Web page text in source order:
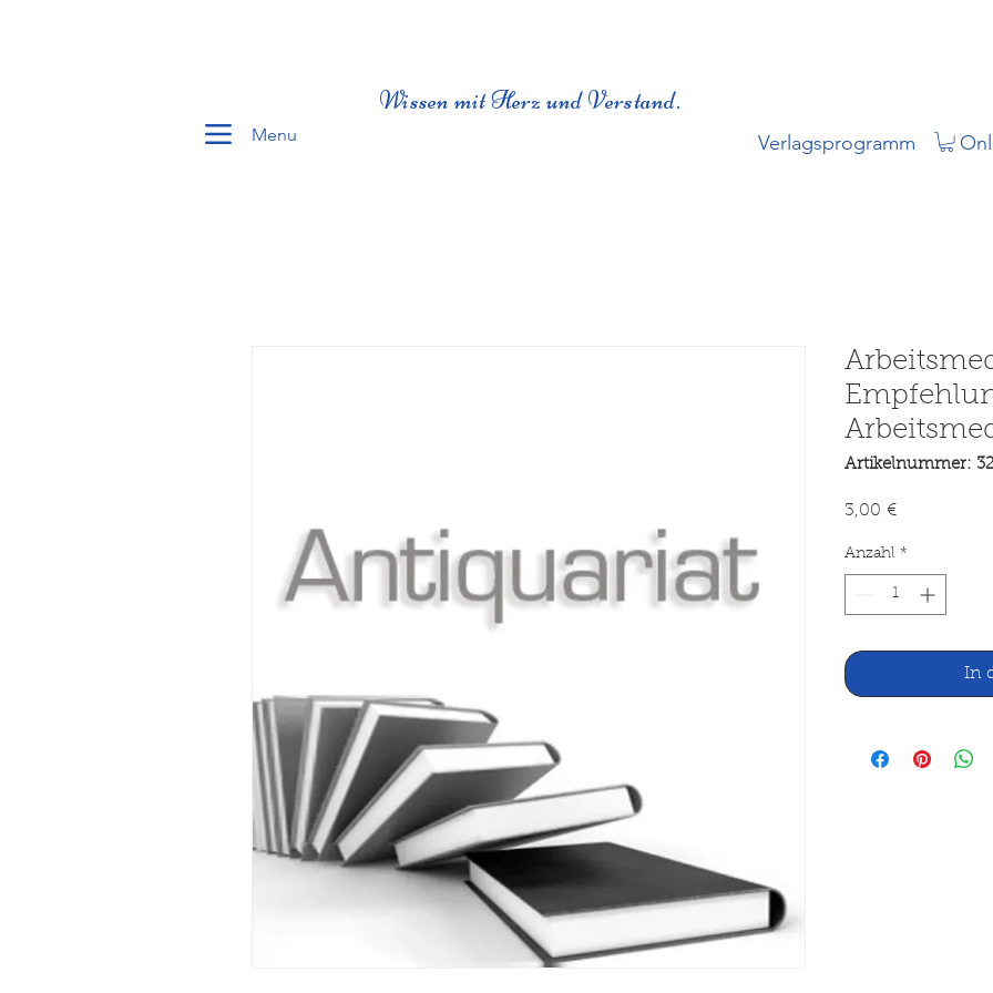
Menu
Wissen mit Herz und Verstand.
Verlagsprogramm
Artikelnummer:
3,00 €Preis
Anzahl *
In